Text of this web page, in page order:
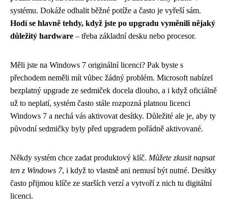
systému. Dokáže odhalit běžné potíže a často je vyřeší sám.
Hodí se hlavně tehdy, když jste po upgradu vyměnili nějaký
důležitý hardware – třeba základní desku nebo procesor.
Měli jste na Windows 7 originální licenci? Pak byste s
přechodem neměli mít vůbec žádný problém. Microsoft nabízel
bezplatný upgrade ze sedmiček docela dlouho, a i když oficiálně
už to neplatí, systém často stále rozpozná platnou licenci
Windows 7 a nechá vás aktivovat desítky. Důležité ale je, aby ty
původní sedmičky byly před upgradem pořádně aktivované.
Někdy systém chce zadat produktový klíč. Můžete zkusit napsat
ten z Windows 7, i když to vlastně ani nemusí být nutné. Desítky
často přijmou klíče ze starších verzí a vytvoří z nich tu digitální
licenci.